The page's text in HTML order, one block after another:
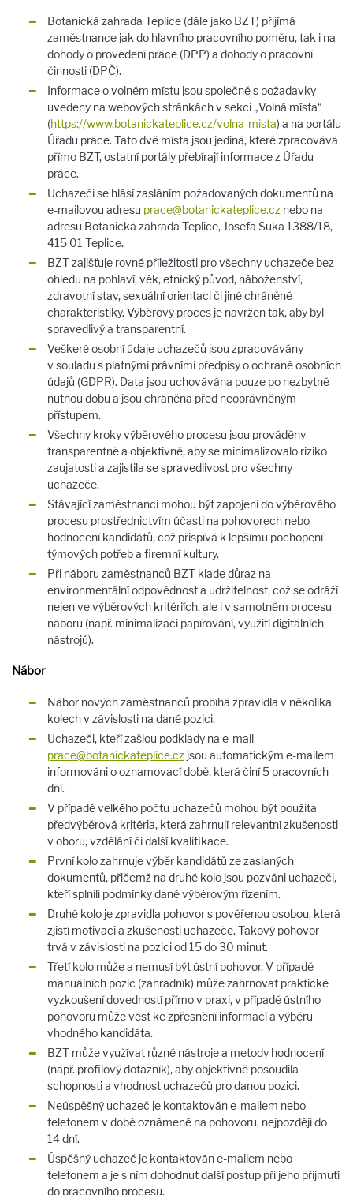
Botanická zahrada Teplice (dále jako BZT) přijímá
zaměstnance jak do hlavního pracovního poměru, tak i na
dohody o provedení práce (DPP) a dohody o pracovní
činnosti (DPČ).
Informace o volném místu jsou společně s požadavky
uvedeny na webových stránkách v sekci „Volná místa“
(https://www.botanickateplice.cz/volna-mista) a na portálu
Úřadu práce. Tato dvě místa jsou jediná, které zpracovává
přímo BZT, ostatní portály přebírají informace z Úřadu
práce.
Uchazeči se hlásí zasláním požadovaných dokumentů na
e-mailovou adresu prace@botanickateplice.cz nebo na
adresu Botanická zahrada Teplice, Josefa Suka 1388/18,
415 01 Teplice.
BZT zajišťuje rovné příležitosti pro všechny uchazeče bez
ohledu na pohlaví, věk, etnický původ, náboženství,
zdravotní stav, sexuální orientaci či jiné chráněné
charakteristiky. Výběrový proces je navržen tak, aby byl
spravedlivý a transparentní.
Veškeré osobní údaje uchazečů jsou zpracovávány
v souladu s platnými právními předpisy o ochraně osobních
údajů (GDPR). Data jsou uchovávána pouze po nezbytně
nutnou dobu a jsou chráněna před neoprávněným
přístupem.
Všechny kroky výběrového procesu jsou prováděny
transparentně a objektivně, aby se minimalizovalo riziko
zaujatosti a zajistila se spravedlivost pro všechny
uchazeče.
Stávající zaměstnanci mohou být zapojeni do výběrového
procesu prostřednictvím účasti na pohovorech nebo
hodnocení kandidátů, což přispívá k lepšímu pochopení
týmových potřeb a firemní kultury.
Při náboru zaměstnanců BZT klade důraz na
environmentální odpovědnost a udržitelnost, což se odráží
nejen ve výběrových kritériích, ale i v samotném procesu
náboru (např. minimalizaci papírování, využití digitálních
nástrojů).
Nábor
Nábor nových zaměstnanců probíhá zpravidla v několika
kolech v závislosti na dané pozici.
Uchazeči, kteří zašlou podklady na e-mail
prace@botanickateplice.cz jsou automatickým e-mailem
informováni o oznamovací době, která činí 5 pracovních
dní.
V případě velkého počtu uchazečů mohou být použita
předvýběrová kritéria, která zahrnují relevantní zkušenosti
v oboru, vzdělání či další kvalifikace.
První kolo zahrnuje výběr kandidátů ze zaslaných
dokumentů, přičemž na druhé kolo jsou pozváni uchazeči,
kteří splnili podmínky dané výběrovým řízením.
Druhé kolo je zpravidla pohovor s pověřenou osobou, která
zjistí motivaci a zkušenosti uchazeče. Takový pohovor
trvá v závislosti na pozici od 15 do 30 minut.
Třetí kolo může a nemusí být ústní pohovor. V případě
manuálních pozic (zahradník) může zahrnovat praktické
vyzkoušení dovedností přímo v praxi, v případě ústního
pohovoru může vést ke zpřesnění informací a výběru
vhodného kandidáta.
BZT může využívat různé nástroje a metody hodnocení
(např. profilový dotazník), aby objektivně posoudila
schopnosti a vhodnost uchazečů pro danou pozici.
Neúspěšný uchazeč je kontaktován e-mailem nebo
telefonem v době oznámené na pohovoru, nejpozději do
14 dní.
Úspěšný uchazeč je kontaktován e-mailem nebo
telefonem a je s ním dohodnut další postup při jeho přijmutí
do pracovního procesu.